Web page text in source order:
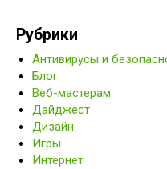
Рубрики
Антивирусы и
Блог
Веб-мастерам
Дайджест
Дизайн
Игры
Интернет